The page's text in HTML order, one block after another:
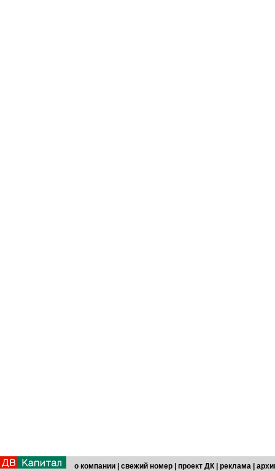
о компании свежий номер проект ДК реклама